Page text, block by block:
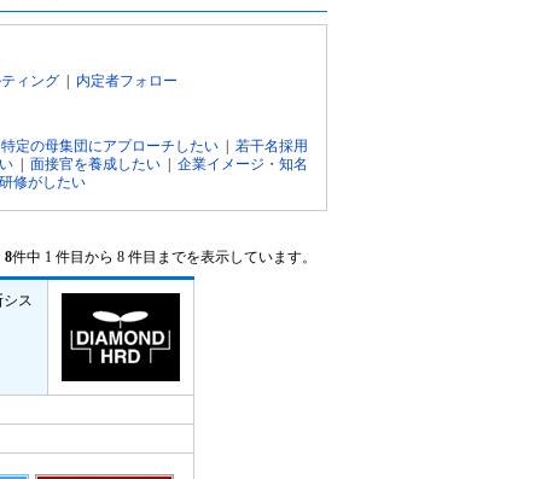
ィング 内定者フォロー
特定の母集団にアプローチしたい
若干名採用
面接官を養成したい
企業イメージ・知名
修がしたい
8件中 1 件目から 8 件目までを表示しています。
ス